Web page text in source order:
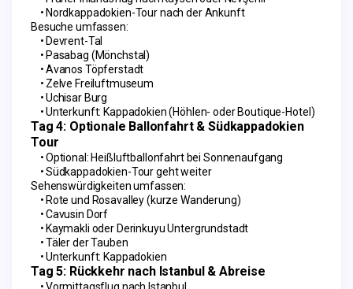
Nordkappadokien-Tour nach der Ankunft
Besuche umfassen:
Devrent-Tal
Pasabag (Mönchstal)
Avanos Töpferstadt
Zelve Freiluftmuseum
Uchisar Burg
Unterkunft: Kappadokien (Höhlen- oder Boutique-Hotel)
Tag 4: Optionale Ballonfahrt & Südkappadokien
Tour
Optional: Heißluftballonfahrt bei Sonnenaufgang
Südkappadokien-Tour geht weiter
Sehenswürdigkeiten umfassen:
Rote und Rosavalley (kurze Wanderung)
Cavusin Dorf
Kaymakli oder Derinkuyu Untergrundstadt
Täler der Tauben
Unterkunft: Kappadokien
Tag 5: Rückkehr nach Istanbul & Abreise